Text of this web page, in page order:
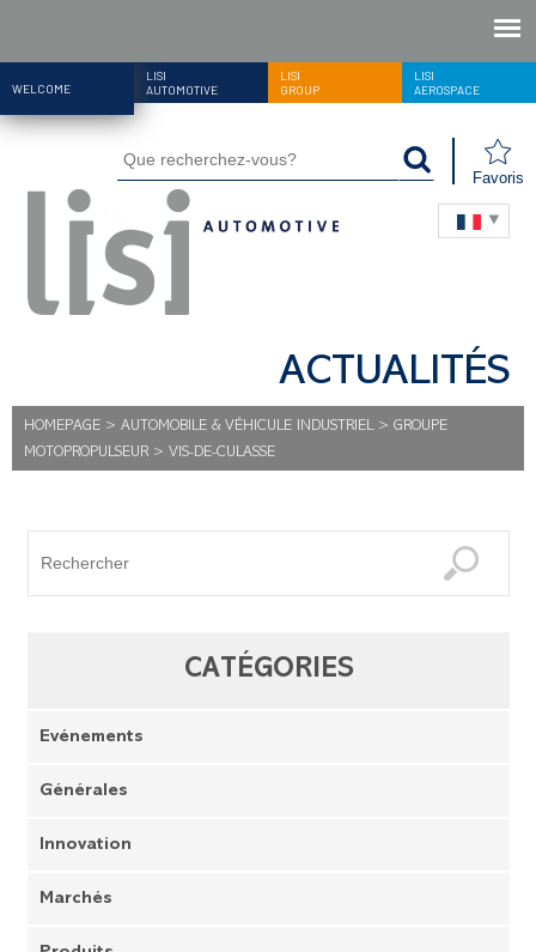
WELCOME
LISI
AUTOMOTIVE
LISI
GROUP
LISI
AEROSPACE
Favoris
ACTUALITÉS
HOMEPAGE > AUTOMOBILE & VÉHICULE INDUSTRIEL> GROUPE
MOTOPROPULSEUR > VIS-DE-CULASSE
CATÉGORIES
Evénements
Générales
Innovation
Marchés